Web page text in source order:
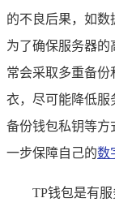
的不良后果，如数
为了确保服务器的
常会采取多重备
衣，尽可能降低服
备份钱包私钥等方
一步保障自己的数
TP钱包是有